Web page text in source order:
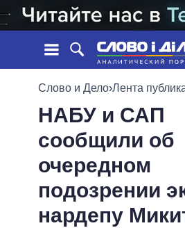
НОВОСТИ
ЛЕНТА
СОБЫТИЯ
СТАТЬИ
МНЕНИЯ
ОБЗОРЫ
ДАЙДЖЕСТЫ
ОБЕЩАНИЯ
ПОЛИТИКИ
ВСЕ ПОЛИТИКИ
ПРЕЗИДЕНТ И ОФИС
ВЕРХОВНАЯ РАДА
ВИДЕО
Слово и Дело›Лента
НАБУ и САП
сообщили об
очередном
подозрении
нардепу